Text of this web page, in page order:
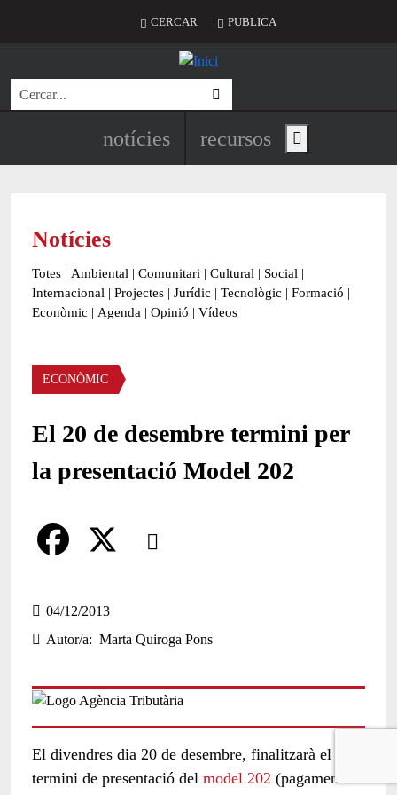
Menú del compte d'usuari
CERCAR PUBLICA
Cerca
Navegació principal de
notícies recursos Show main menu
Notícies
Totes | Ambiental | Comunitari | Cultural | Social |
Internacional | Projectes | Jurídic | Tecnològic | Formació |
Econòmic | Agenda | Opinió | Vídeos
Àmbit de la notícia
ECONÒMIC
El 20 de desembre termini per
la presentació Model 202
Comparteix
a
c
b
04/12/2013
Autor/a
Marta Quiroga Pons
El divendres dia 20 de desembre, finalitzarà el
termini de presentació del model 202 (pagament